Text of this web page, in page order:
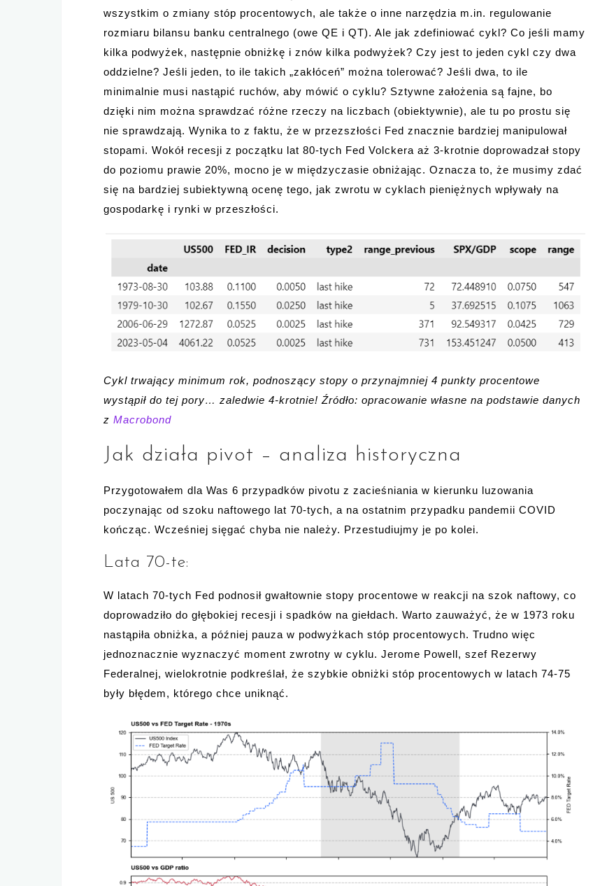
wszystkim o zmiany stóp procentowych, ale także o inne narzędzia m.in. regulowanie
rozmiaru bilansu banku centralnego (owe QE i QT). Ale jak zdefiniować cykl? Co jeśli mamy
kilka podwyżek, następnie obniżkę i znów kilka podwyżek? Czy jest to jeden cykl czy dwa
oddzielne? Jeśli jeden, to ile takich „zakłóceń” można tolerować? Jeśli dwa, to ile
minimalnie musi nastąpić ruchów, aby mówić o cyklu? Sztywne założenia są fajne, bo
dzięki nim można sprawdzać różne rzeczy na liczbach (obiektywnie), ale tu po prostu się
nie sprawdzają. Wynika to z faktu, że w przezszłości Fed znacznie bardziej manipulował
stopami. Wokół recesji z początku lat 80-tych Fed Volckera aż 3-krotnie doprowadzał stopy
do poziomu prawie 20%, mocno je w międzyczasie obniżając. Oznacza to, że musimy zdać
się na bardziej subiektywną ocenę tego, jak zwrotu w cyklach pieniężnych wpływały na
gospodarkę i rynki w przeszłości.
Cykl trwający minimum rok, podnoszący stopy o przynajmniej 4 punkty procentowe
wystąpił do tej pory… zaledwie 4-krotnie! Źródło: opracowanie własne na podstawie danych
z Macrobond
Jak działa pivot – analiza historyczna
Przygotowałem dla Was 6 przypadków pivotu z zacieśniania w kierunku luzowania
poczynając od szoku naftowego lat 70-tych, a na ostatnim przypadku pandemii COVID
kończąc. Wcześniej sięgać chyba nie należy. Przestudiujmy je po kolei.
Lata 70-te:
W latach 70-tych Fed podnosił gwałtownie stopy procentowe w reakcji na szok naftowy, co
doprowadziło do głębokiej recesji i spadków na giełdach. Warto zauważyć, że w 1973 roku
nastąpiła obniżka, a później pauza w podwyżkach stóp procentowych. Trudno więc
jednoznacznie wyznaczyć moment zwrotny w cyklu. Jerome Powell, szef Rezerwy
Federalnej, wielokrotnie podkreślał, że szybkie obniżki stóp procentowych w latach 74-75
były błędem, którego chce uniknąć.